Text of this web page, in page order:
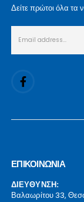
Δείτε πρώτοι όλα τα
ΕΠΙΚΟΙΝΩΝΙΑ
ΔΙΕΥΘΥΝΣΗ:
Βαλαωρίτου 33,